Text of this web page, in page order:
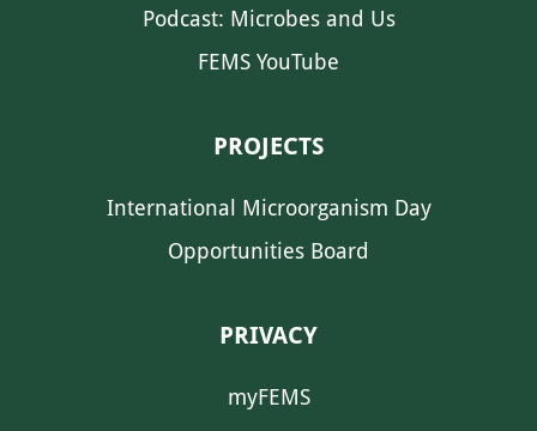
Podcast: Microbes and Us
FEMS YouTube
PROJECTS
International Microorganism Day
Opportunities Board
PRIVACY
myFEMS